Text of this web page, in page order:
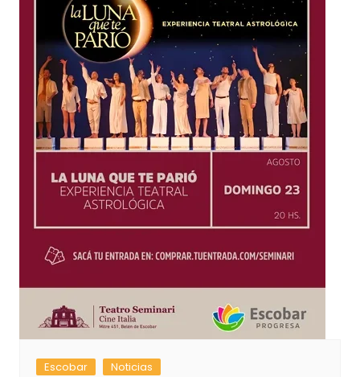
Escobar Noticias